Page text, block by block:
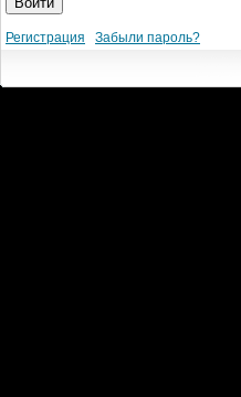
Регистрация Забыли пароль?